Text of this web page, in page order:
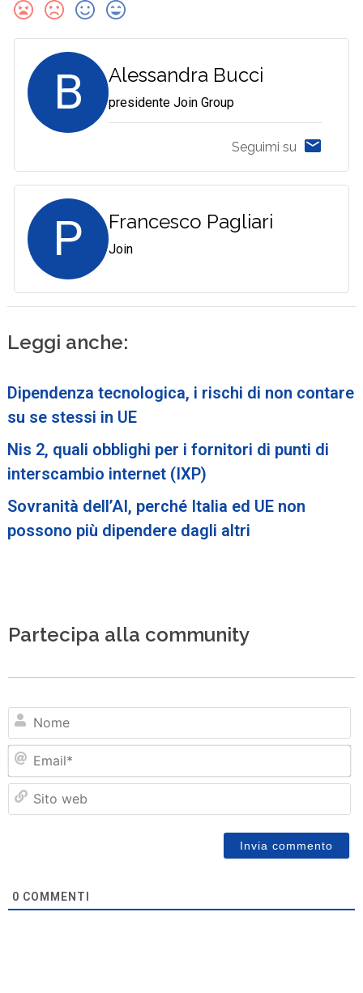
B Alessandra Bucci
presidente Join Group
Seguimi su
P Francesco Pagliari
Join
Leggi anche:
Dipendenza tecnologica, i rischi di non contare
su se stessi in UE
Nis 2, quali obblighi per i fornitori di punti di
interscambio internet (IXP)
Sovranità dell’AI, perché Italia ed UE non
possono più dipendere dagli altri
Partecipa alla community
0 COMMENTI